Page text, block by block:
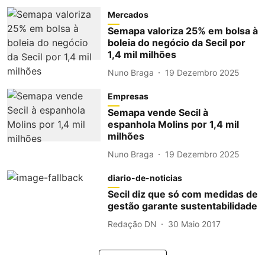
Mercados
Semapa valoriza 25% em bolsa à
boleia do negócio da Secil por
1,4 mil milhões
Nuno Braga 19 Dezembro 2025
Empresas
Semapa vende Secil à
espanhola Molins por 1,4 mil
milhões
Nuno Braga 19 Dezembro 2025
diario-de-noticias
Secil diz que só com medidas de
gestão garante sustentabilidade
Redação DN 30 Maio 2017